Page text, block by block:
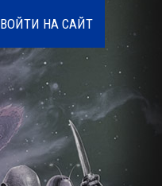
ВОЙТИ НА САЙТ